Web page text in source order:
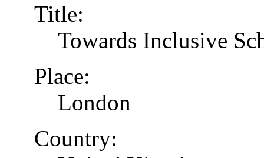
Title:
Towards Inclusive
Place:
London
Country: